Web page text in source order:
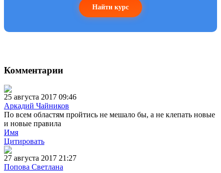
Найти курс
Комментарии
25 августа 2017 09:46
Аркадий Чайников
По всем областям пройтись не мешало бы, а не клепать новые
и новые правила
Имя
Цитировать
27 августа 2017 21:27
Попова Светлана